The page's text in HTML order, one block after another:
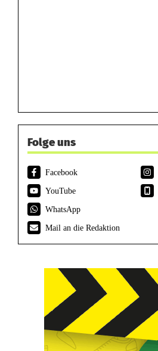
Folge uns
Facebook
YouTube
WhatsApp
Mail an die Redaktion